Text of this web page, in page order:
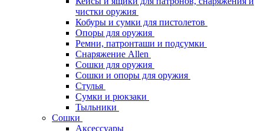
чистки оружия
Кобуры и сумки для пистолетов
Опоры для оружия
Ремни, патронташи и подсумки
Снаряжение Allen
Сошки для оружия
Сошки и опоры для оружия
Стулья
Сумки и рюкзаки
Тыльники
Сошки
Аксессуары